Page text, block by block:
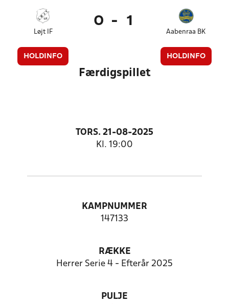
Løjt IF
HOLDINFO
0 - 1
Aabenraa BK
HOLDINFO
Færdigspillet
TORS. 21-08-2025
Kl. 19:00
KAMPNUMMER
147133
RÆKKE
Herrer Serie 4 - Efterår 2025
PULJE